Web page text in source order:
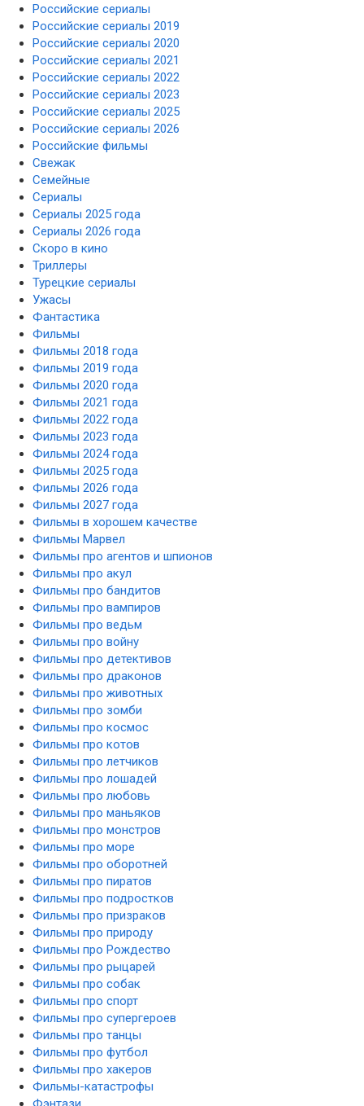
Российские сериалы
Российские сериалы 2019
Российские сериалы 2020
Российские сериалы 2021
Российские сериалы 2022
Российские сериалы 2023
Российские сериалы 2025
Российские сериалы 2026
Российские фильмы
Свежак
Семейные
Сериалы
Сериалы 2025 года
Сериалы 2026 года
Скоро в кино
Триллеры
Турецкие сериалы
Ужасы
Фантастика
Фильмы
Фильмы 2018 года
Фильмы 2019 года
Фильмы 2020 года
Фильмы 2021 года
Фильмы 2022 года
Фильмы 2023 года
Фильмы 2024 года
Фильмы 2025 года
Фильмы 2026 года
Фильмы 2027 года
Фильмы в хорошем качестве
Фильмы Марвел
Фильмы про агентов и шпионов
Фильмы про акул
Фильмы про бандитов
Фильмы про вампиров
Фильмы про ведьм
Фильмы про войну
Фильмы про детективов
Фильмы про драконов
Фильмы про животных
Фильмы про зомби
Фильмы про космос
Фильмы про котов
Фильмы про летчиков
Фильмы про лошадей
Фильмы про любовь
Фильмы про маньяков
Фильмы про монстров
Фильмы про море
Фильмы про оборотней
Фильмы про пиратов
Фильмы про подростков
Фильмы про призраков
Фильмы про природу
Фильмы про Рождество
Фильмы про рыцарей
Фильмы про собак
Фильмы про спорт
Фильмы про супергероев
Фильмы про танцы
Фильмы про футбол
Фильмы про хакеров
Фильмы-катастрофы